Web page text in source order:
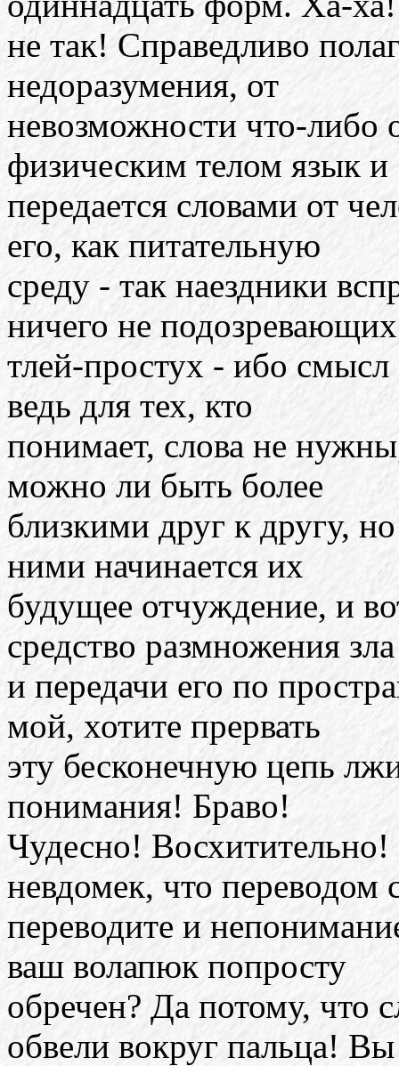
не так! Справедливо
недоразумения, от
невозможности что-либо
физическим телом язык и
передается словами от
его, как питательную
среду - так наездники
ничего не подозревающих
тлей-простух - ибо
ведь для тех, кто
понимает, слова не
можно ли быть более
близкими друг к другу,
ними начинается их
будущее отчуждение, и
средство размножения зла
и передачи его по
мой, хотите прервать
эту бесконечную цепь
понимания! Браво!
Чудесно!
невдомек, что переводом
переводите и
ваш волапюк попросту
обречен? Да потому, что
обвели вокруг пальца! Вы